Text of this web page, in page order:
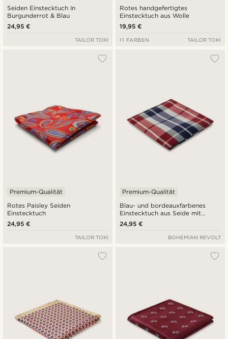
Seiden Einstecktuch In
Burgunderrot & Blau
24,95 €
TAILOR TOKI
Rotes handgefertigtes
Einstecktuch aus Wolle
19,95 €
11 FARBEN TAILOR TOKI
Rotes Paisley Seiden
Einstecktuch
Premium-Qualität
24,95 €
TAILOR TOKI
Blau- und bordeauxfarbenes
Einstecktuch aus Seide mit
Karomuster
Premium-Qualität
24,95 €
BOHEMIAN REVOLT